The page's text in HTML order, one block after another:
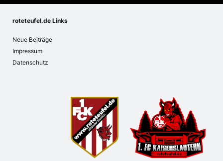
roteteufel.de Links
Neue Beiträge
Impressum
Datenschutz